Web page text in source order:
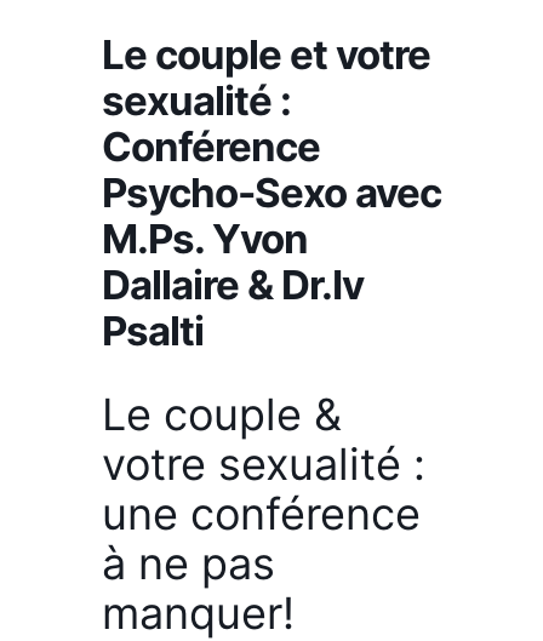
Le couple et votre
sexualité :
Conférence
Psycho-Sexo avec
M.Ps. Yvon
Dallaire & Dr.Iv
Psalti
Le couple &
votre sexualité :
une conférence
à ne pas
manquer!